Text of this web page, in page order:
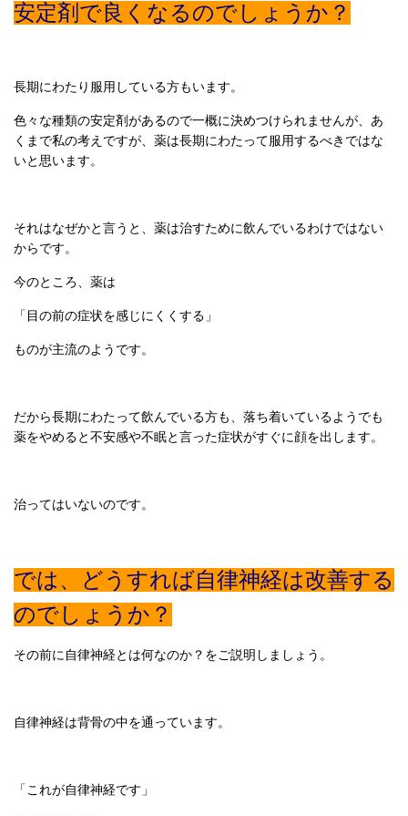
安定剤で良くなるのでしょうか？
長期にわたり服用している方もいます。
色々な種類の安定剤があるので一概に決めつけられませんが、あ
くまで私の考えですが、薬は長期にわたって服用するべきではな
いと思います。
それはなぜかと言うと、薬は治すために飲んでいるわけではない
からです。
今のところ、薬は
「目の前の症状を感じにくくする」
ものが主流のようです。
だから長期にわたって飲んでいる方も、落ち着いているようでも
薬をやめると不安感や不眠と言った症状がすぐに顔を出します。
治ってはいないのです。
では、どうすれば自律神経は改善する
のでしょうか？
その前に自律神経とは何なのか？をご説明しましょう。
自律神経は背骨の中を通っています。
「これが自律神経です」